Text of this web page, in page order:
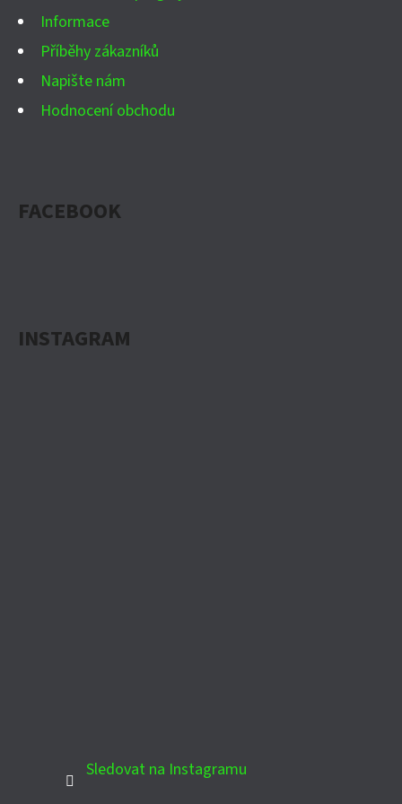
Informace
Příběhy zákazníků
Napište nám
Hodnocení obchodu
FACEBOOK
INSTAGRAM
Sledovat na Instagramu